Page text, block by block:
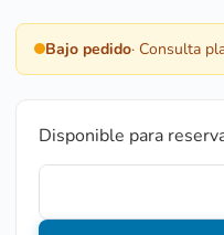
Bajo pedido· Consulta
Disponible para